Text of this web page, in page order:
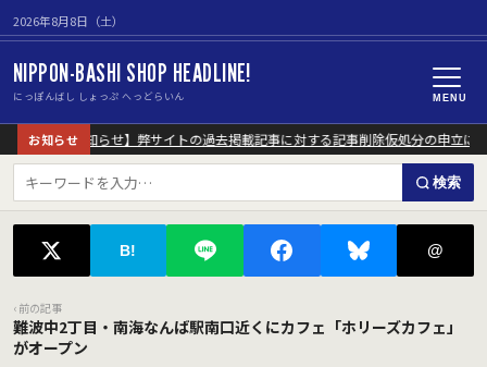
2026年8月8日（土）
NIPPON-BASHI SHOP HEADLINE!
にっぽんばし しょっぷ へっどらいん MENU
お知らせ
【重要なお知らせ】弊サイトの過去掲載記事に対する記事削除仮処分の申立につ
検索
B! @
‹ 前の記事
難波中2丁目・南海なんば駅南口近くにカフェ「ホリーズカフェ」
がオープン